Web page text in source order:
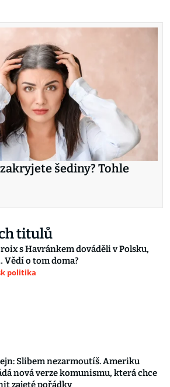
šediny? Tohle
titulů
s Havránkem dováděli v Polsku,
Vědí o tom doma?
politika
Slibem nezarmoutíš. Ameriku
nová verze komunismu, která chce
zajeté pořádky